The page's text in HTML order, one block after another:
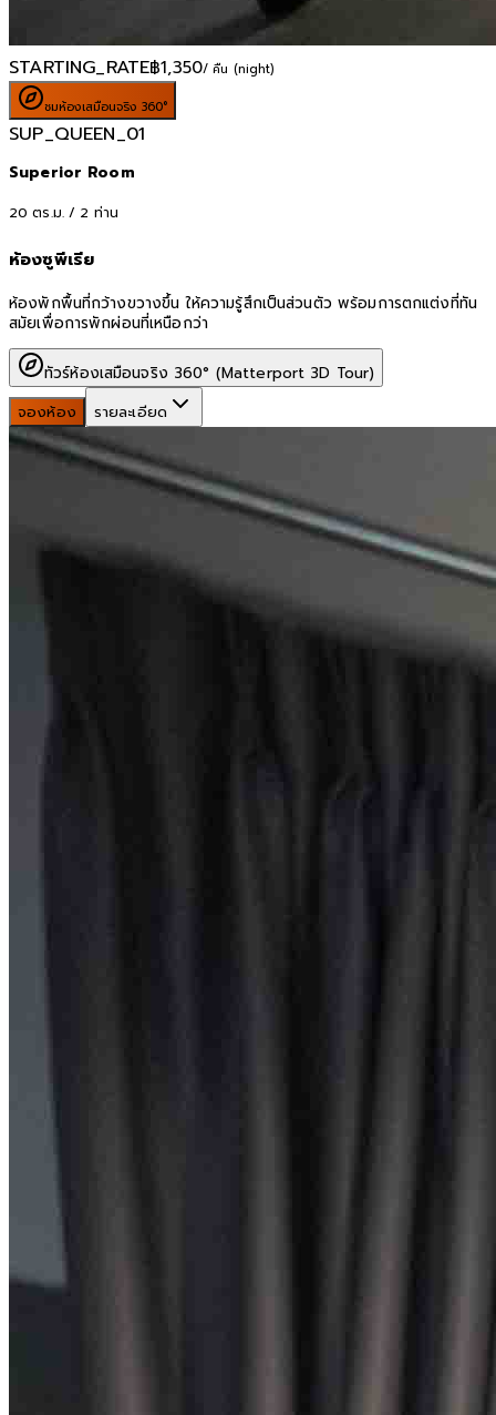
STARTING_RATE฿1,350/ คืน (night)
ชมห้องเสมือนจริง 360°
SUP_QUEEN_01
Superior Room
20 ตร.ม. / 2 ท่าน
ห้องซูพีเรีย
ห้องพักพื้นที่กว้างขวางขึ้น ให้ความรู้สึกเป็นส่วนตัว พร้อมการตกแต่งที่ทัน
สมัยเพื่อการพักผ่อนที่เหนือกว่า
ทัวร์ห้องเสมือนจริง 360° (Matterport 3D Tour)
จองห้อง
รายละเอียด